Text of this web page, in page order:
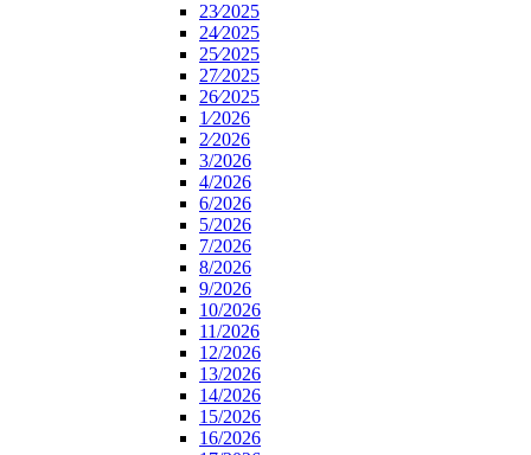
23⁄2025
24⁄2025
25⁄2025
27⁄2025
26⁄2025
1⁄2026
2⁄2026
3/2026
4/2026
6/2026
5/2026
7/2026
8/2026
9/2026
10/2026
11/2026
12/2026
13/2026
14/2026
15/2026
16/2026